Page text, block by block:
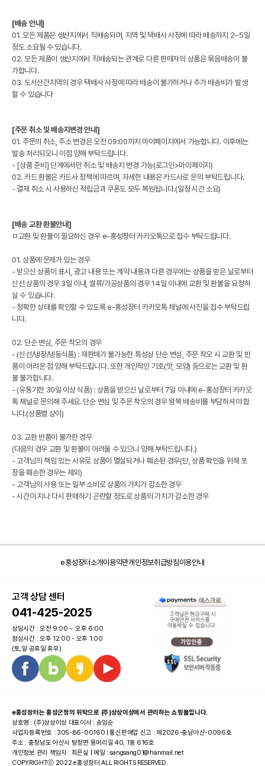
[배송 안내]
01. 모든 제품은 생산지에서 직배송되며, 지역 및 택배사 사정에 따라 배송까지 2~5일
정도 소요될 수 있습니다.
02. 모든 제품이 생산지에서 직배송되는 관계로 다른 판매자의 상품은 묶음배송이 불
가합니다.
03. 도서산간지역의 경우 택배사 사정에 따라 배송이 불가하거나 추가 배송비가 발생
할 수 있습니다
[주문 취소 및 배송지변경 안내]
01. 주문의 취소, 주소 변경은 오전 09:00까지 마이페이지에서 가능합니다. 이후에는
발송 처리되오니 이점 양해 부탁드립니다.
- [상품 준비] 단계에서만 취소 및 배송지 변경 가능(로그인>마이페이지)
02. 카드 환불은 카드사 정책에 따르며, 자세한 내용은 카드사로 문의 부탁드립니다.
- 결제 취소 시 사용하신 적립금과 쿠폰도 모두 복원됩니다.(일정 시간 소요)
[배송 교환 환불안내]
ㅁ교환 및 환불이 필요하신 경우 e-홍성장터 카카오톡으로 접수 부탁드립니다.
01. 상품에 문제가 있는 경우
- 받으신 상품이 표시, 광고 내용 또는 계약 내용과 다른 경우에는 상품을 받은 날로부터
신선 상품의 경우 3일 이내, 쌀류/가공상품의 경우 14일 이내에 교환 및 환불을 요청하
실 수 있습니다.
- 정확한 상태를 확인할 수 있도록 e-홍성장터 카카오톡 채널에 사진을 접수 부탁드립
니다.
02. 단순 변심, 주문 착오의 경우
- (신선/냉장/냉동식품) : 재판매가 불가능한 특성상 단순 변심, 주문 착오 시 교환 및 반
품이 어려운 점 양해 부탁드립니다. 또한 개인적인 기호(맛, 모양) 등으로는 교환 및 환
불 불가합니다.
- (유통기한 30일 이상 식품) : 상품을 받으신 날로부터 7일 이내에 e-홍성장터 카카오
톡 채널로 문의해 주세요. 단순 변심 및 주문 착오의 경우 왕복 배송비를 부담하셔야 합
니다.(상품별 상이)
03. 교환 반품이 불가한 경우
(다음의 경우 교환 및 환불이 어려울 수 있으니 양해 부탁드립니다.)
- 고객님의 책임 있는 사유로 상품이 멸실되거나 훼손된 경우(단, 상품 확인을 위해 포
장을 훼손한 경우는 제외)
- 고객님의 사용 또는 일부 소비로 상품의 가치가 감소한 경우
- 시간이 지나 다시 판매하기 곤란할 정도로 상품의 가치가 감소한 경우
e홍성장터소개이용약관개인정보취급방침이용안내
고객 상담 센터
041-425-2025
상담시간 : 오전 9:00 ~ 오후 6:00
점심시간 : 오후 12:00 - 오후 1:00
(토,일 공휴일 휴무)
e홍성장터는 홍성군청의 위탁으로 (주)상상이상에서 관리하는 쇼핑몰입니다.
상호명 : (주)상상이상 대표이사 : 송임순
사업자등록번호 : 305-86-00160 | 통신판매업 신고 : 제2026-충남아산-0096호
주소 : 충청남도 아산시 탕정면 용머리길 40, 1동 616호
개인정보 관리 책임자 : 최은실 | 메일 : sangsang01@hanmail.net
COPYRIGHTⓒ 2022 e홍성장터 ALL RIGHTS RESERVED.